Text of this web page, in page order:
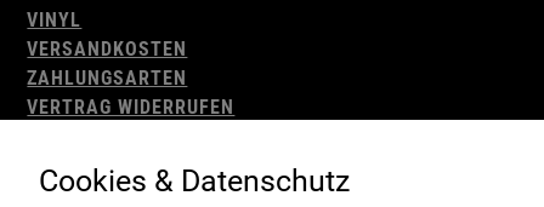
VINYL
VERSANDKOSTEN
ZAHLUNGSARTEN
VERTRAG WIDERRUFEN
WIDERRUFSBELEHRUNG
IMPRESSUM
Cookies & Datenschutz